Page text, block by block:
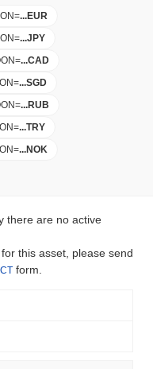
=...EUR
=...JPY
=...CAD
=...SGD
=...RUB
=...TRY
=...NOK
there are no active
this asset, please send
form.